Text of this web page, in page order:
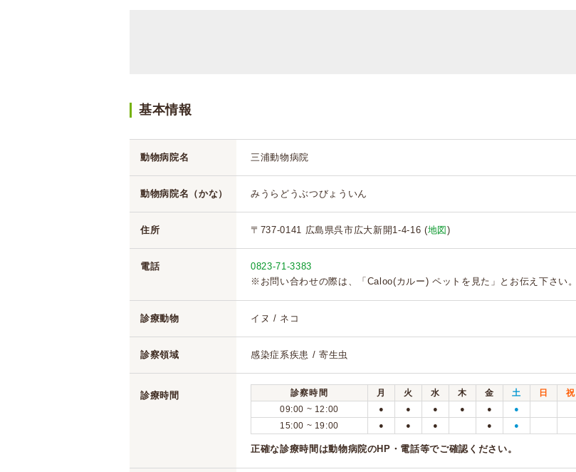
基本情報
動物病院名 三浦動物病院
動物病院名（かな） みうらどうぶつびょういん
住所 〒737-0141 広島県呉市広大新開1-4-16 (地図 )
電話
0823-71-3383
※お問い合わせの際は、「Caloo(カルー) ペットを見た」とお伝え下さい。
診療動物 イヌ / ネコ
診察領域 感染症系疾患 / 寄生虫
診療時間 診察時間 月 火 水 木 金 土 日
祝
09:00 ~ 12:00
● ● ● ● ● ●
15:00 ~ 19:00 ● ● ● ● ●
正確な診療時間は動物病院のHP・電話等でご確認ください。